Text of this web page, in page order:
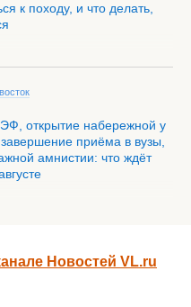
к походу, и что делать,
открытие набережной у
приёма в вузы,
амнистии: что ждёт
Новостей VL.ru